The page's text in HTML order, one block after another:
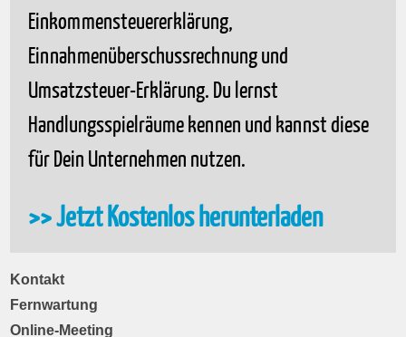
Einkommensteuererklärung,
Einnahmenüberschussrechnung und
Umsatzsteuer-Erklärung. Du lernst
Handlungsspielräume kennen und kannst diese
für Dein Unternehmen nutzen.
>> Jetzt Kostenlos herunterladen
Kontakt
Fernwartung
Online-Meeting